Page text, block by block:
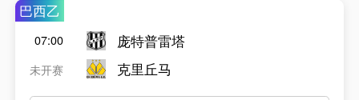
巴西乙
07:00
未开赛
庞特普雷塔
克里丘马